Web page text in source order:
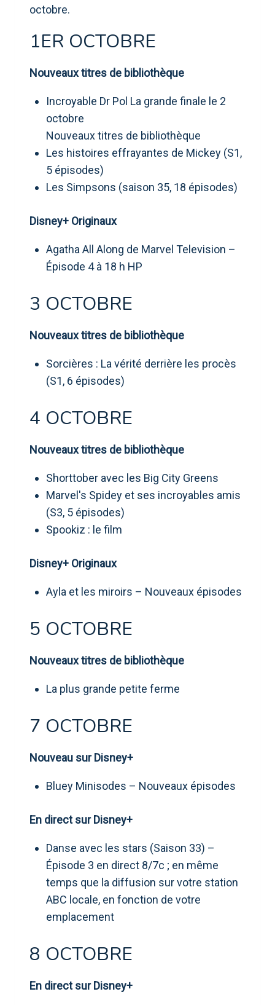
octobre.
1ER OCTOBRE
Nouveaux titres de bibliothèque
Incroyable Dr Pol La grande finale le 2
octobre
Nouveaux titres de bibliothèque
Les histoires effrayantes de Mickey (S1,
5 épisodes)
Les Simpsons (saison 35, 18 épisodes)
Disney+ Originaux
Agatha All Along de Marvel Television –
Épisode 4 à 18 h HP
3 OCTOBRE
Nouveaux titres de bibliothèque
Sorcières : La vérité derrière les procès
(S1, 6 épisodes)
4 OCTOBRE
Nouveaux titres de bibliothèque
Shorttober avec les Big City Greens
Marvel's Spidey et ses incroyables amis
(S3, 5 épisodes)
Spookiz : le film
Disney+ Originaux
Ayla et les miroirs – Nouveaux épisodes
5 OCTOBRE
Nouveaux titres de bibliothèque
La plus grande petite ferme
7 OCTOBRE
Nouveau sur Disney+
Bluey Minisodes – Nouveaux épisodes
En direct sur Disney+
Danse avec les stars (Saison 33) –
Épisode 3 en direct 8/7c ; en même
temps que la diffusion sur votre station
ABC locale, en fonction de votre
emplacement
8 OCTOBRE
En direct sur Disney+